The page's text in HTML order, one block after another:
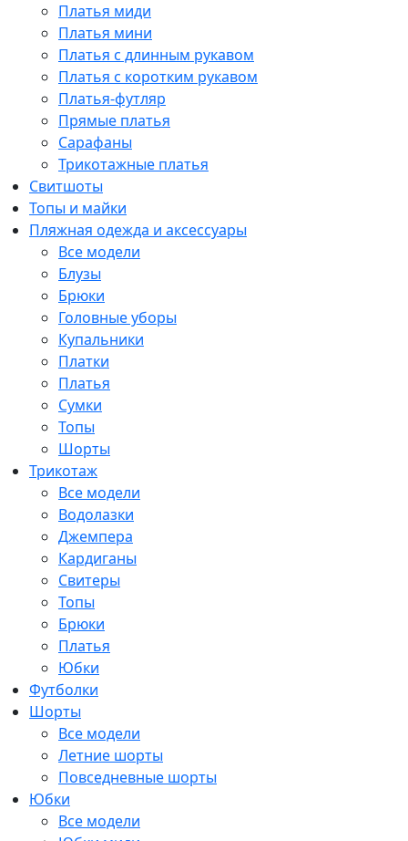
Платья миди
Платья мини
Платья с длинным рукавом
Платья с коротким рукавом
Платья-футляр
Прямые платья
Сарафаны
Трикотажные платья
Свитшоты
Топы и майки
Пляжная одежда и аксессуары
Все модели
Блузы
Брюки
Головные уборы
Купальники
Платки
Платья
Сумки
Топы
Шорты
Трикотаж
Все модели
Водолазки
Джемпера
Кардиганы
Свитеры
Топы
Брюки
Платья
Юбки
Футболки
Шорты
Все модели
Летние шорты
Повседневные шорты
Юбки
Все модели